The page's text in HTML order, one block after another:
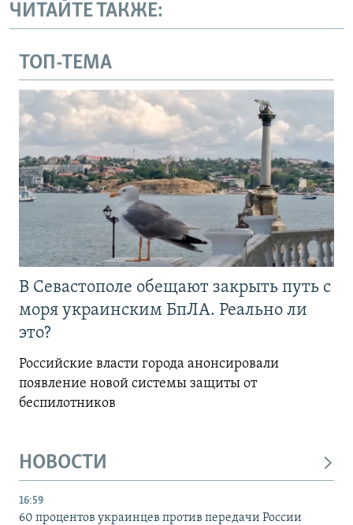
ЧИТАЙТЕ ТАКЖЕ:
ТОП-ТЕМА
В Севастополе обещают закрыть путь с
моря украинским БпЛА. Реально ли
это?
Российские власти города анонсировали
появление новой системы защиты от
беспилотников
НОВОСТИ
16:59
60 процентов украинцев против передачи России